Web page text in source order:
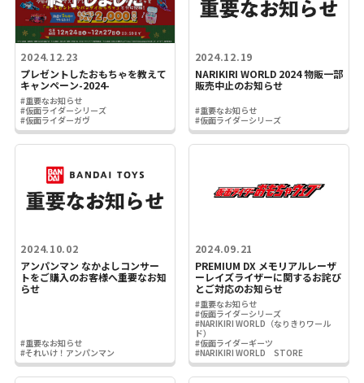
2024.12.23
プレゼントしたおもちゃを教えて
キャンペーン-2024-
#重要なお知らせ
#仮面ライダーシリーズ
#仮面ライダーガヴ
2024.12.19
NARIKIRI WORLD 2024 物販一部
販売中止のお知らせ
#重要なお知らせ
#仮面ライダーシリーズ
2024.10.02
アンパンマン なかよしコンサー
トをご購入のお客様へ重要なお知
らせ
#重要なお知らせ
#それいけ！アンパンマン
2024.09.21
PREMIUM DX メモリアルレーザ
ーレイズライザーに関するお詫び
とご対応のお知らせ
#重要なお知らせ
#仮面ライダーシリーズ
#NARIKIRI WORLD（なりきりワール
ド）
#仮面ライダーギーツ
#NARIKIRI WORLD STORE